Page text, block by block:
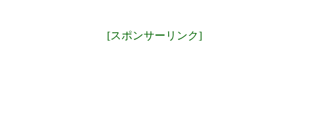
[スポンサーリンク]